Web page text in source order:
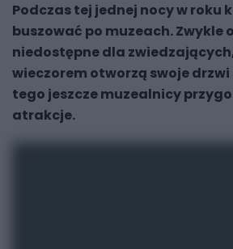
Podczas tej jednej nocy w roku
buszować po muzeach. Zwykle
niedostępne dla
wieczorem otworzą swoje drzwi
tego jeszcze muzealnicy
atrakcje.